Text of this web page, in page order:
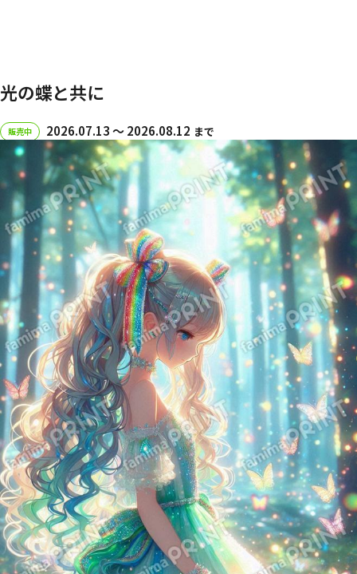
光の蝶と共に
販売中 2026.07.13 〜 2026.08.12 まで